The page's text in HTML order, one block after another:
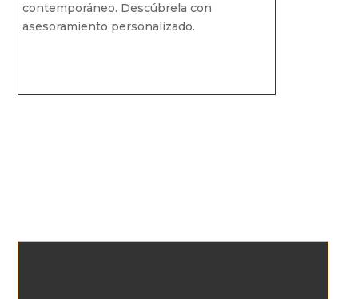
contemporáneo. Descúbrela con
asesoramiento personalizado.